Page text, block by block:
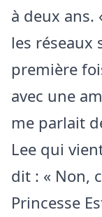
à deux ans.
les réseaux
première
avec une
me parlait
Lee qui
dit : « Non,
Princesse